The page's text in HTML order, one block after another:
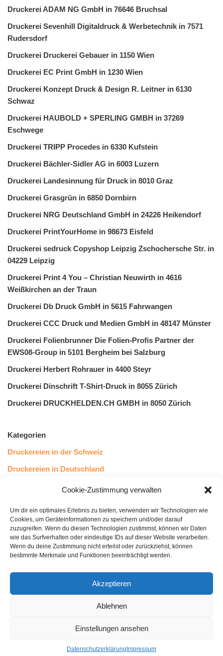
Cookie-Zustimmung verwalten
Um dir ein optimales Erlebnis zu bieten, verwenden wir Technologien wie
Cookies, um Geräteinformationen zu speichern und/oder darauf
zuzugreifen. Wenn du diesen Technologien zustimmst, können wir Daten
wie das Surfverhalten oder eindeutige IDs auf dieser Website verarbeiten.
Wenn du deine Zustimmung nicht erteilst oder zurückziehst, können
bestimmte Merkmale und Funktionen beeinträchtigt werden.
Akzeptieren
Ablehnen
Einstellungen ansehen
Datenschutzerklärung Impressum
Druckerei ADAM NG GmbH in 76646 Bruchsal
Druckerei Sevenhill Digitaldruck & Werbetechnik in 7571
Rudersdorf
Druckerei Druckerei Gebauer in 1150 Wien
Druckerei EC Print GmbH in 1230 Wien
Druckerei Konzept Druck & Design R. Leitner in 6130
Schwaz
Druckerei HAUBOLD + SPERLING GMBH in 37269
Eschwege
Druckerei TRIPP Procedes in 6330 Kufstein
Druckerei Bächler-Sidler AG in 6003 Luzern
Druckerei Landesinnung für Druck in 8010 Graz
Druckerei Grasgrün in 6850 Dornbirn
Druckerei NRG Deutschland GmbH in 24226 Heikendorf
Druckerei PrintYourHome in 98673 Eisfeld
Druckerei sedruck Copyshop Leipzig Zschochersche Str. in
04229 Leipzig
Druckerei Print 4 You – Christian Neuwirth in 4616
Weißkirchen an der Traun
Druckerei Db Druck GmbH in 5615 Fahrwangen
Druckerei CCC Druck und Medien GmbH in 48147 Münster
Druckerei Folienbrunner Die Folien-Profis Partner der
EWS08-Group in 5101 Bergheim bei Salzburg
Druckerei Herbert Rohrauer in 4400 Steyr
Druckerei Dinschrift T-Shirt-Druck in 8055 Zürich
Druckerei DRUCKHELDEN.CH GMBH in 8050 Zürich
Kategorien
Druckereien in der Schweiz
Druckereien in Deutschland
Druckereien in Österreich
Kundenstimmen
43Leserstimmen